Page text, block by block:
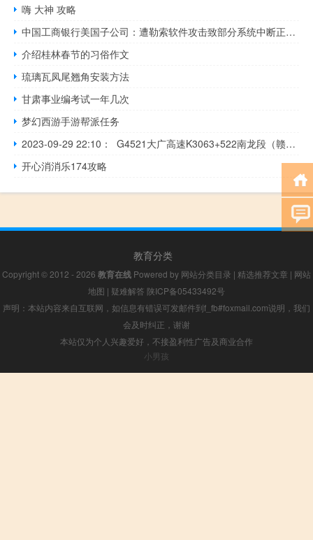
嗨 大神 攻略
中国工商银行美国子公司：遭勒索软件攻击致部分系统中断正彻查
介绍桂林春节的习俗作文
琉璃瓦凤尾翘角安装方法
甘肃事业编考试一年几次
梦幻西游手游帮派任务
2023-09-29 22:10： G4521大广高速K3063+522南龙段（赣州市南康区境内，往南昌方向）发生一起两小车追尾事故，单道缓慢通行。~阿左​​​
开心消消乐174攻略
教育分类
Copyright © 2012 - 2026 教育在线 Powered by 网站分类目录 | 精选推荐文章 | 网站
地图 | 疑难解答 陕ICP备05433492号
声明：本站内容来自互联网，如信息有错误可发邮件到f_fb#foxmail.com说明，我们
会及时纠正，谢谢
本站仅为个人兴趣爱好，不接盈利性广告及商业合作
小男孩